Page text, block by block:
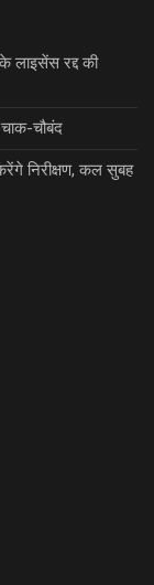
लाइसेंस रद्द की
चौबंद
निरीक्षण, कल सुबह